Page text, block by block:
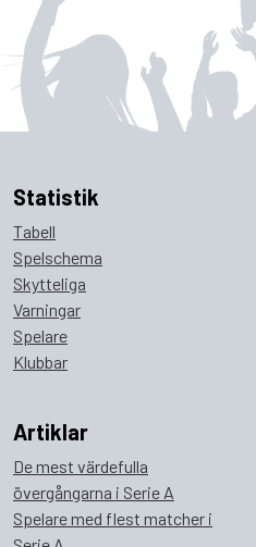
Statistik
Tabell
Spelschema
Skytteliga
Varningar
Spelare
Klubbar
Artiklar
De mest värdefulla
övergångarna i Serie A
Spelare med flest matcher i